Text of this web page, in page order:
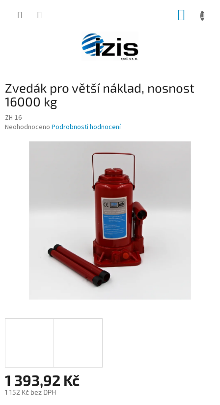
Zvedák pro větší náklad, nosnost
16000 kg
ZH-16
Průměrné
Neohodnoceno Podrobnosti hodnocení
1 393,92 Kč
1 152 Kč bez DPH